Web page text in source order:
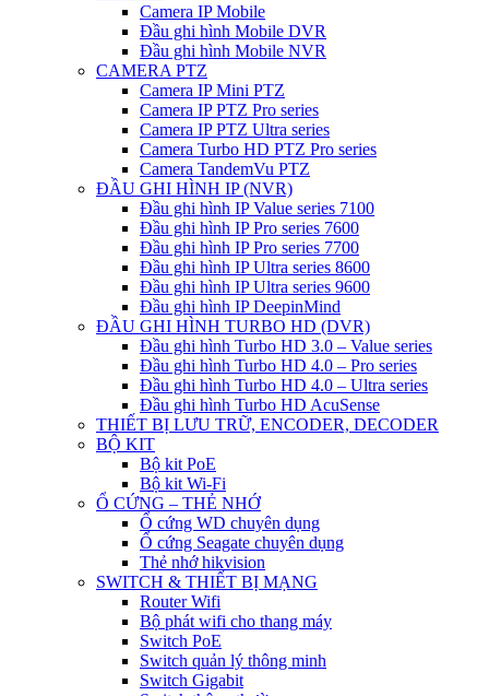
Camera IP Mobile
Đầu ghi hình Mobile DVR
Đầu ghi hình Mobile NVR
CAMERA PTZ
Camera IP Mini PTZ
Camera IP PTZ Pro series
Camera IP PTZ Ultra series
Camera Turbo HD PTZ Pro series
Camera TandemVu PTZ
ĐẦU GHI HÌNH IP (NVR)
Đầu ghi hình IP Value series 7100
Đầu ghi hình IP Pro series 7600
Đầu ghi hình IP Pro series 7700
Đầu ghi hình IP Ultra series 8600
Đầu ghi hình IP Ultra series 9600
Đầu ghi hình IP DeepinMind
ĐẦU GHI HÌNH TURBO HD (DVR)
Đầu ghi hình Turbo HD 3.0 – Value series
Đầu ghi hình Turbo HD 4.0 – Pro series
Đầu ghi hình Turbo HD 4.0 – Ultra series
Đầu ghi hình Turbo HD AcuSense
THIẾT BỊ LƯU TRỮ, ENCODER, DECODER
BỘ KIT
Bộ kit PoE
Bộ kit Wi-Fi
Ổ CỨNG – THẺ NHỚ
Ổ cứng WD chuyên dụng
Ổ cứng Seagate chuyên dụng
Thẻ nhớ hikvision
SWITCH & THIẾT BỊ MẠNG
Router Wifi
Bộ phát wifi cho thang máy
Switch PoE
Switch quản lý thông minh
Switch Gigabit